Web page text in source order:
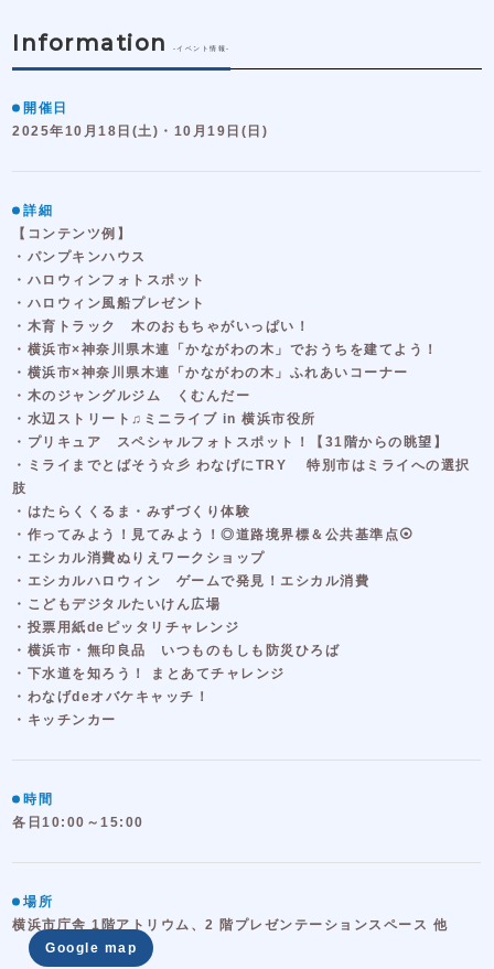
Information -イベント情報-
開催日
2025年10月18日(土)・10月19日(日)
詳細
【コンテンツ例】
・パンプキンハウス
・ハロウィンフォトスポット
・ハロウィン風船プレゼント
・木育トラック 木のおもちゃがいっぱい！
・横浜市×神奈川県木連「かながわの木」でおうちを建てよう！
・横浜市×神奈川県木連「かながわの木」ふれあいコーナー
・木のジャングルジム くむんだー
・水辺ストリート♫ミニライブ in 横浜市役所
・プリキュア スペシャルフォトスポット！【31階からの眺望】
・ミライまでとばそう☆彡 わなげにTRY 特別市はミライへの選択
肢
・はたらくくるま・みずづくり体験
・作ってみよう！見てみよう！◎道路境界標＆公共基準点⦿
・エシカル消費ぬりえワークショップ
・エシカルハロウィン ゲームで発見！エシカル消費
・こどもデジタルたいけん広場
・投票用紙deピッタリチャレンジ
・横浜市・無印良品 いつものもしも防災ひろば
・下水道を知ろう！ まとあてチャレンジ
・わなげdeオバケキャッチ！
・キッチンカー
時間
各日10:00～15:00
場所
横浜市庁舎 1階アトリウム、2 階プレゼンテーションスペース 他
Google map